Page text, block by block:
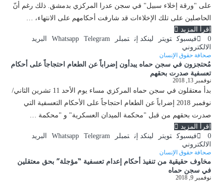
على "ورقة إخلاء سبيل" في سجن عدرا المركزي بدمشق. ذلك رغم أنّ
الحاصلين على تلك الإخلاءات قد شارفت أحكامهم على الانتهاء، …
إقرأ المزيد
0
فيسبوك تويتر لينكد إن تمبلر Whatsapp Telegram
البريد
الالكتروني
صحافة حقوق الإنسان
مُحتجزون في سجن حماه يبدأون إضراباً عن الطعام احتجاجاً على أحكام
تعسفية صدرت بحقهم
نوفمبر 13, 2018
بدأ معتقلون في سجن حماه المركزي مساء يوم الأحد 11 تشرين الثاني/
نوفمبر 2018 إضراباً عن الطعام احتجاجاً على الأحكام التعسفية التي
صدرت بحقهم من قبل "محكمة الميدان العسكرية" و "محكمة …
إقرأ المزيد
0
فيسبوك تويتر لينكد إن تمبلر Whatsapp Telegram
البريد
الالكتروني
صحافة حقوق الإنسان
مخاوف حقيقية من تنفيذ أحكام إعدام تعسفية “مؤجلة” بحق معتقلين
في سجن حماه
نوفمبر 9, 2018